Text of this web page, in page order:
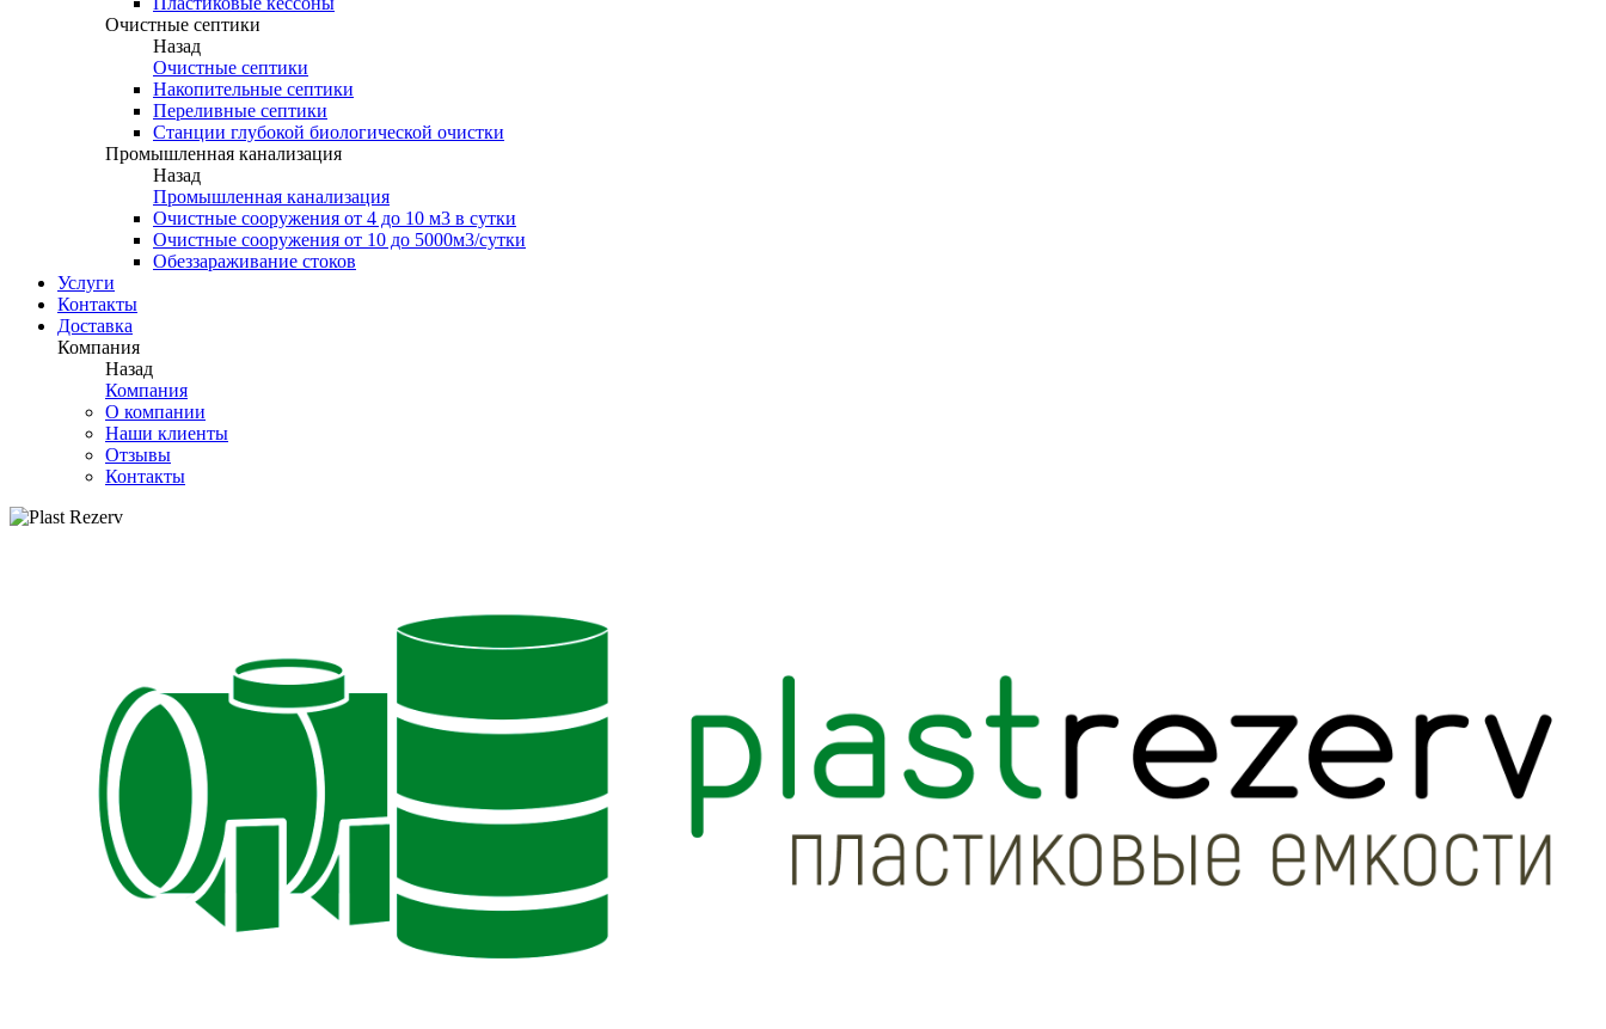
Очистные септики
Назад
Очистные септики
Накопительные септики
Переливные септики
Станции глубокой биологической очистки
Промышленная канализация
Назад
Промышленная канализация
Очистные сооружения от 4 до 10 м3 в сутки
Очистные сооружения от 10 до 5000м3/сутки
Обеззараживание стоков
Услуги
Контакты
Доставка
Компания
Назад
Компания
О компании
Наши клиенты
Отзывы
Контакты